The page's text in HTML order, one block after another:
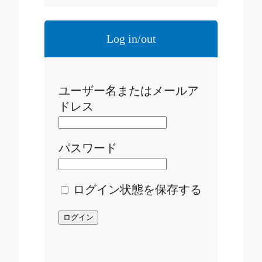
Log in/out
ユーザー名またはメールア
ドレス
パスワード
ログイン状態を保存する